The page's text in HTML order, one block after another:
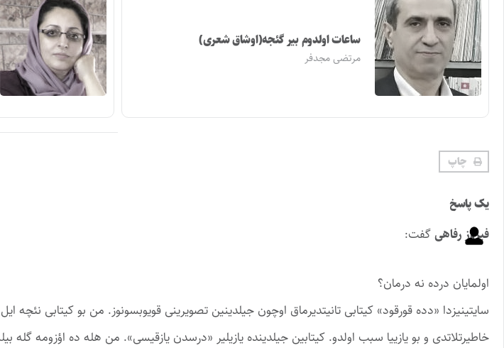
ساعات اولدوم بیر گئجه(اوشاق شعری)
مرتضی مجدفر
چاپ
یک پاسخ
فیروز رفاهیگفت:
اولمایان درده نه درمان؟
سایتینیزدا «دده قورقود» کیتابی تانیتدیرماق اوچون جیلدینین تصویرینی ‏قویوبسونوز. من بو کیتابی نئچه
خاطیرتلاتدی و بو یازییا سبب اولدو. کیتابین ‏جیلدینده یازیلیر «درسدن یازقیسی». من هله ده اؤزومه گله